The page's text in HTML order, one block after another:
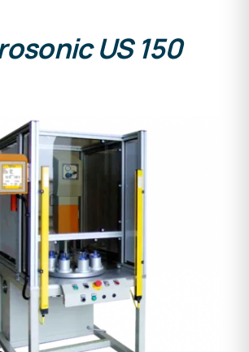
US 150
DETALLES